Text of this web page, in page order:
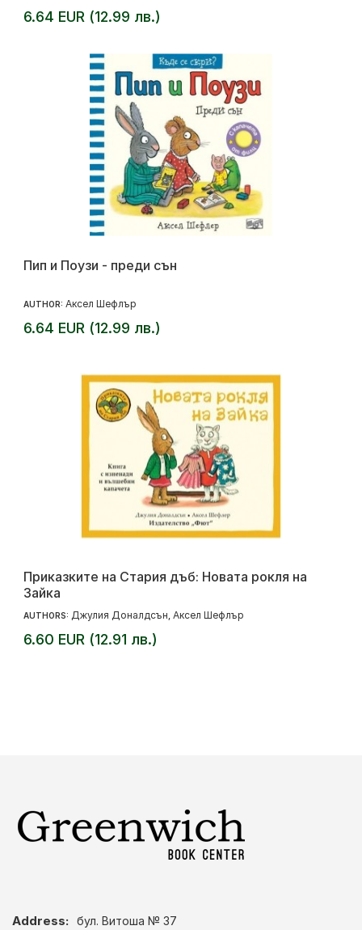
6.64 EUR (12.99 лв.)
Пип и Поузи - преди сън
AUTHOR: Аксел Шефлър
6.64 EUR (12.99 лв.)
Приказките на Стария дъб: Новата рокля на
Зайка
AUTHORS: Джулия Доналдсън Аксел Шефлър
6.60 EUR (12.91 лв.)
Address: бул. Витоша № 37